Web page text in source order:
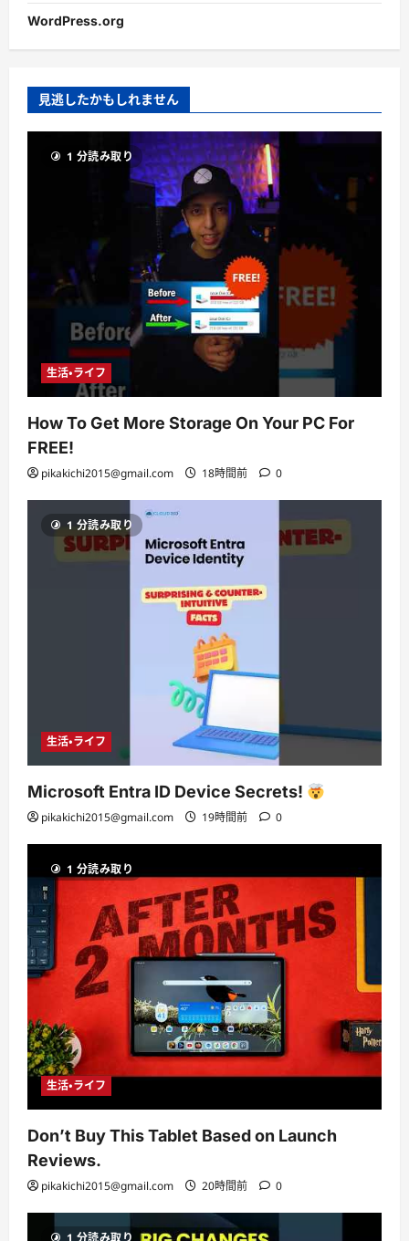
WordPress.org
見逃したかもしれません
1 分読み取り
生活・ライフ
How To Get More Storage On Your PC For
FREE!
pikakichi2015@gmail.com 18時間前 0
1 分読み取り
生活・ライフ
Microsoft Entra ID Device Secrets!
pikakichi2015@gmail.com 19時間前 0
1 分読み取り
生活・ライフ
Don’t Buy This Tablet Based on Launch
Reviews.
pikakichi2015@gmail.com 20時間前 0
1 分読み取り